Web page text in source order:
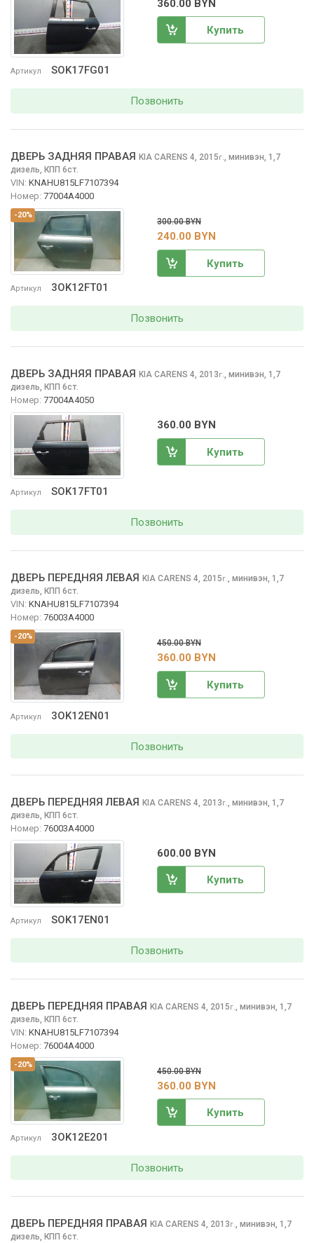
Артикул SOK17FG01
360.00 BYN
Купить
Позвонить
-20%
Артикул 3OK12FT01
ДВЕРЬ ЗАДНЯЯ ПРАВАЯ KIA CARENS 4, 2015г., минивэн, 1,7
дизель, КПП 6ст.
VIN: KNAHU815LF7107394
Номер: 77004A4000
300.00 BYN
240.00 BYN
Купить
Позвонить
Артикул SOK17FT01
ДВЕРЬ ЗАДНЯЯ ПРАВАЯ KIA CARENS 4, 2013г., минивэн, 1,7
дизель, КПП 6ст.
Номер: 77004A4050
360.00 BYN
Купить
Позвонить
-20%
Артикул 3OK12EN01
ДВЕРЬ ПЕРЕДНЯЯ ЛЕВАЯ KIA CARENS 4, 2015г., минивэн, 1,7
дизель, КПП 6ст.
VIN: KNAHU815LF7107394
Номер: 76003A4000
450.00 BYN
360.00 BYN
Купить
Позвонить
Артикул SOK17EN01
ДВЕРЬ ПЕРЕДНЯЯ ЛЕВАЯ KIA CARENS 4, 2013г. минивэн, 1,7
дизель, КПП 6ст.
Номер: 76003A4000
600.00 BYN
Купить
Позвонить
-20%
Артикул 3OK12E201
ДВЕРЬ ПЕРЕДНЯЯ ПРАВАЯ KIA CARENS 4, 2015г. минивэн, 1,7
дизель, КПП 6ст.
VIN: KNAHU815LF7107394
Номер: 76004A4000
450.00 BYN
360.00 BYN
Купить
Позвонить
ДВЕРЬ ПЕРЕДНЯЯ ПРАВАЯ KIA CARENS 4, 2013г., минивэн, 1,7
дизель, КПП 6ст.